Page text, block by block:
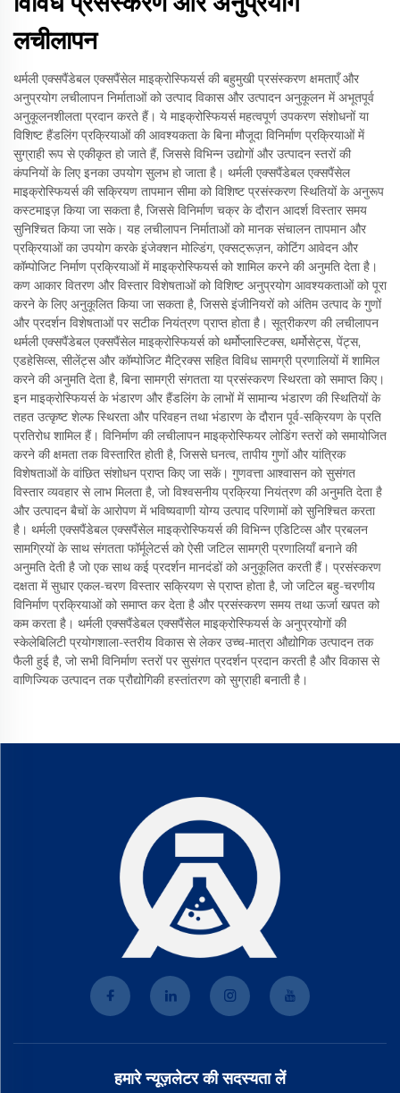
लचीलापन
थर्मली एक्सपैंडेबल एक्सपैंसेल माइक्रोस्फियर्स की बहुमुखी प्रसंस्करण क्षमताएँ और
अनुप्रयोग लचीलापन निर्माताओं को उत्पाद विकास और उत्पादन अनुकूलन में अभूतपूर्व
अनुकूलनशीलता प्रदान करते हैं। ये माइक्रोस्फियर्स महत्वपूर्ण उपकरण संशोधनों या
विशिष्ट हैंडलिंग प्रक्रियाओं की आवश्यकता के बिना मौजूदा विनिर्माण प्रक्रियाओं में
सुग्राही रूप से एकीकृत हो जाते हैं, जिससे विभिन्न उद्योगों और उत्पादन स्तरों की
कंपनियों के लिए इनका उपयोग सुलभ हो जाता है। थर्मली एक्सपैंडेबल एक्सपैंसेल
माइक्रोस्फियर्स की सक्रियण तापमान सीमा को विशिष्ट प्रसंस्करण स्थितियों के अनुरूप
कस्टमाइज़ किया जा सकता है, जिससे विनिर्माण चक्र के दौरान आदर्श विस्तार समय
सुनिश्चित किया जा सके। यह लचीलापन निर्माताओं को मानक संचालन तापमान और
प्रक्रियाओं का उपयोग करके इंजेक्शन मोल्डिंग, एक्सट्रूज़न, कोटिंग आवेदन और
कॉम्पोजिट निर्माण प्रक्रियाओं में माइक्रोस्फियर्स को शामिल करने की अनुमति देता है।
कण आकार वितरण और विस्तार विशेषताओं को विशिष्ट अनुप्रयोग आवश्यकताओं को पूरा
करने के लिए अनुकूलित किया जा सकता है, जिससे इंजीनियरों को अंतिम उत्पाद के गुणों
और प्रदर्शन विशेषताओं पर सटीक नियंत्रण प्राप्त होता है। सूत्रीकरण की लचीलापन
थर्मली एक्सपैंडेबल एक्सपैंसेल माइक्रोस्फियर्स को थर्मोप्लास्टिक्स, थर्मोसेट्स, पेंट्स,
एडहेसिव्स, सीलेंट्स और कॉम्पोजिट मैट्रिक्स सहित विविध सामग्री प्रणालियों में शामिल
करने की अनुमति देता है, बिना सामग्री संगतता या प्रसंस्करण स्थिरता को समाप्त किए।
इन माइक्रोस्फियर्स के भंडारण और हैंडलिंग के लाभों में सामान्य भंडारण की स्थितियों के
तहत उत्कृष्ट शेल्फ स्थिरता और परिवहन तथा भंडारण के दौरान पूर्व-सक्रियण के प्रति
प्रतिरोध शामिल हैं। विनिर्माण की लचीलापन माइक्रोस्फियर लोडिंग स्तरों को समायोजित
करने की क्षमता तक विस्तारित होती है, जिससे घनत्व, तापीय गुणों और यांत्रिक
विशेषताओं के वांछित संशोधन प्राप्त किए जा सकें। गुणवत्ता आश्वासन को सुसंगत
विस्तार व्यवहार से लाभ मिलता है, जो विश्वसनीय प्रक्रिया नियंत्रण की अनुमति देता है
और उत्पादन बैचों के आरोपण में भविष्यवाणी योग्य उत्पाद परिणामों को सुनिश्चित करता
है। थर्मली एक्सपैंडेबल एक्सपैंसेल माइक्रोस्फियर्स की विभिन्न एडिटिव्स और प्रबलन
सामग्रियों के साथ संगतता फॉर्मूलेटर्स को ऐसी जटिल सामग्री प्रणालियाँ बनाने की
अनुमति देती है जो एक साथ कई प्रदर्शन मानदंडों को अनुकूलित करती हैं। प्रसंस्करण
दक्षता में सुधार एकल-चरण विस्तार सक्रियण से प्राप्त होता है, जो जटिल बहु-चरणीय
विनिर्माण प्रक्रियाओं को समाप्त कर देता है और प्रसंस्करण समय तथा ऊर्जा खपत को
कम करता है। थर्मली एक्सपैंडेबल एक्सपैंसेल माइक्रोस्फियर्स के अनुप्रयोगों की
स्केलेबिलिटी प्रयोगशाला-स्तरीय विकास से लेकर उच्च-मात्रा औद्योगिक उत्पादन तक
फैली हुई है, जो सभी विनिर्माण स्तरों पर सुसंगत प्रदर्शन प्रदान करती है और विकास से
वाणिज्यिक उत्पादन तक प्रौद्योगिकी हस्तांतरण को सुग्राही बनाती है।
हमारे न्यूज़लेटर की सदस्यता लें